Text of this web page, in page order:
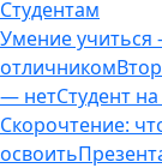
Студентам
Умение учиться
отличником
— нетСтудент
Скорочтение:
освоить